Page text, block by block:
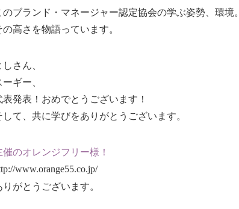
のブランド・マネージャー認定協会の学ぶ姿勢、環境。
の高さを物語っています。
さん、
ギー、
表発表！おめでとうございます！
して、共に学びをありがとうございます。
催のオレンジフリー様！
www.orange55.co.jp/
りがとうございます。